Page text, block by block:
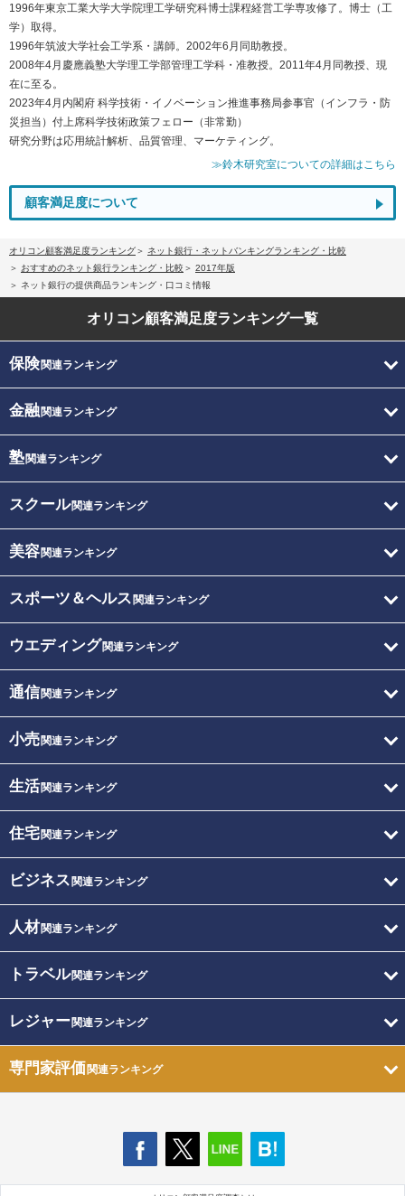
1996年東京工業大学大学院理工学研究科博士課程経営工学専攻修了。博士（工
学）取得。
1996年筑波大学社会工学系・講師。2002年6月同助教授。
2008年4月慶應義塾大学理工学部管理工学科・准教授。2011年4月同教授、現
在に至る。
2023年4月内閣府 科学技術・イノベーション推進事務局参事官（インフラ・防
災担当）付上席科学技術政策フェロー（非常勤）
研究分野は応用統計解析、品質管理、マーケティング。
≫鈴木研究室についての詳細はこちら
顧客満足度について
オリコン顧客満足度ランキング
ネット銀行・ネットバンキングランキング・比較
おすすめのネット銀行ランキング・比較
2017年版
ネット銀行の提供商品ランキング・口コミ情報
オリコン顧客満足度ランキング一覧
保険関連ランキング
金融関連ランキング
塾関連ランキング
スクール関連ランキング
美容関連ランキング
スポーツ＆ヘルス 関連ランキング
ウエディング関連ランキング
通信関連ランキング
小売関連ランキング
生活関連ランキング
住宅関連ランキング
ビジネス 関連ランキング
人材関連ランキング
トラベル関連ランキング
レジャー関連ランキング
専門家評価関連ランキング